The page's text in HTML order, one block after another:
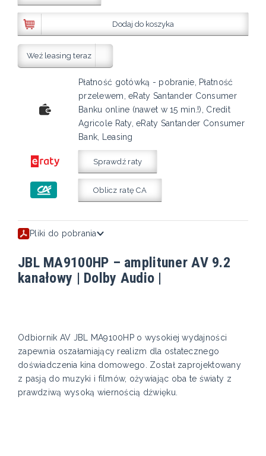
Dodaj do koszyka
Weź leasing teraz
Płatność gotówką - pobranie, Płatność
przelewem, eRaty Santander Consumer
Banku online (nawet w 15 min.!), Credit
Agricole Raty, eRaty Santander Consumer
Bank, Leasing
Sprawdź raty
Oblicz ratę CA
Pliki do pobrania
JBL MA9100HP – amplituner AV 9.2
kanałowy | Dolby Audio |
Odbiornik AV JBL MA9100HP o wysokiej wydajności
zapewnia oszałamiający realizm dla ostatecznego
doświadczenia kina domowego. Został zaprojektowany
z pasją do muzyki i filmów, ożywiając oba te światy z
prawdziwą wysoką wiernością dźwięku.